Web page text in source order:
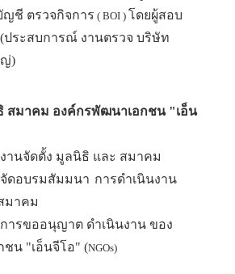
ญชี ตรวจกิจการ ( BOI ) โดยผู้สอบ
ระสบการณ์ งานตรวจ บริษัท
ญ่)
สมาคม องค์กรพัฒนาเอกชน "เอ็น
านจัดตั้ง มูลนิธิ และ สมาคม
ดอบรมสัมมนา การดำเนินงาน
มาคม
ารขออนุญาต ดำเนินงาน ของ
น "เอ็นจีโอ" (NGOs)